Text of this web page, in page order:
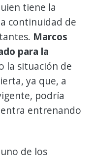
tiene la
continuidad de
Marcos
para la
la situación de
ya que, a
podría
entrenando
de los